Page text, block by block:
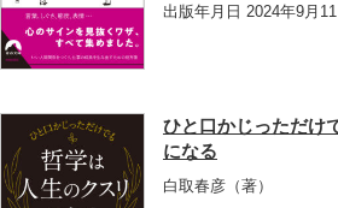
出版年月日 2024年9月11
ひと口かじっただけ
になる
白取春彦 （著）